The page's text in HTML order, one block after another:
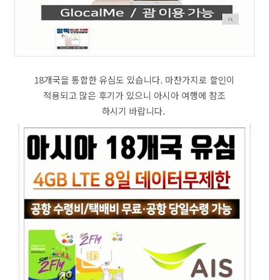
18개국을 통합한 유심도 있습니다. 마찬가지로 할인이
적용되고 많은 후기가 있으니 아시아 여행에 참조
하시기 바랍니다.